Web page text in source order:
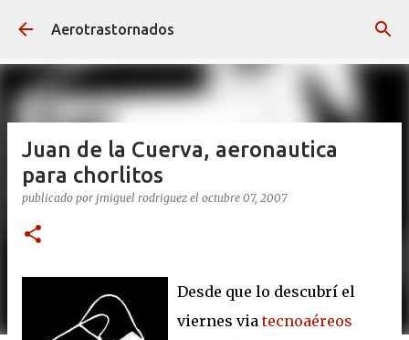
Ir al contenido principal
Aerotrastornados
Juan de la Cuerva, aeronautica
para chorlitos
publicado por jmiguel rodriguez el octubre 07, 2007
Desde que lo descubrí el
viernes viatecnoaéreos